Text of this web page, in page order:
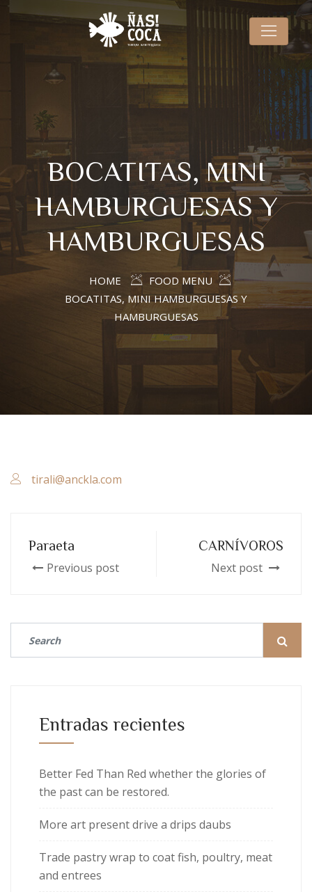
BOCATITAS, MINI
HAMBURGUESAS Y
HAMBURGUESAS
HOME
FOOD MENU
BOCATITAS, MINI HAMBURGUESAS Y
HAMBURGUESAS
tirali@anckla.com
Paraeta
Previous post
CARNÍVOROS
Next post
Entradas recientes
Better Fed Than Red whether the glories of
the past can be restored.
More art present drive a drips daubs
Trade pastry wrap to coat fish, poultry, meat
and entrees